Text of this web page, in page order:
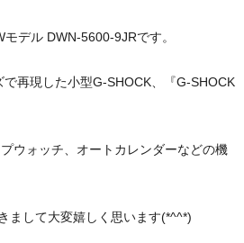
デル DWN-5600-9JRです。
で再現した小型G-SHOCK、『G-SHOCK
ウォッチ、オートカレンダーなどの機
まして大変嬉しく思います(*^^*)